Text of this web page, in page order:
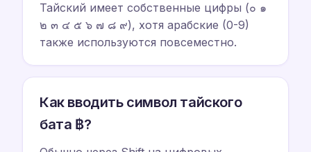
Тайский имеет собственные цифры (๐ ๑
๒ ๓ ๔ ๕ ๖ ๗ ๘ ๙), хотя арабские (0-9)
также используются повсеместно.
Как вводить символ тайского
бата ฿?